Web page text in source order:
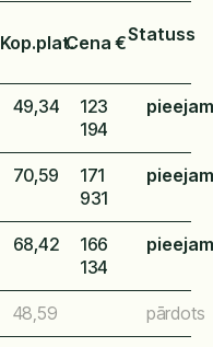
Kop.plat.Cena €Statuss
49,34
123
194
70,59
171
931
68,42
166
134
48,59 pārdots